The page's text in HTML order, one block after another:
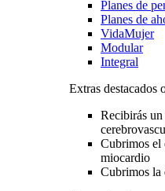
Planes de
Planes de
VidaMujer
Modular
Integral
Extras destacados
Recibirás un
Cubrimos el
miocardio
Cubrimos la